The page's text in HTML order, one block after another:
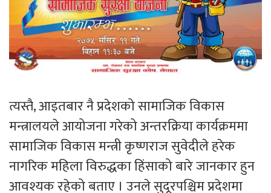
त्यस्तै, आइतबार नै प्रदेशको सामाजिक विकास
मन्त्रालयले आयोजना गरेको अन्तरक्रिया कार्यक्रममा
सामाजिक विकास मन्त्री कृष्णराज सुवेदीले हरेक
नागरिक महिला विरुद्धका हिंसाको बारे जानकार हुन
आवश्यक रहेको बताए । उनले सुदूरपश्चिम प्रदेशमा